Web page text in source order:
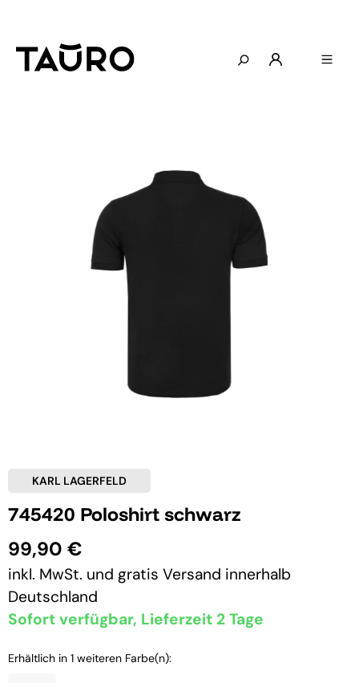
KARL LAGERFELD
745420 Poloshirt schwarz
99,90 €
inkl. MwSt. und gratis Versand innerhalb
Deutschland
Sofort verfügbar, Lieferzeit 2 Tage
Erhältlich in 1 weiteren Farbe(n):